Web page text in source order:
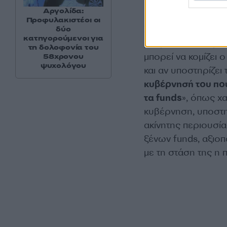
Σε αυτό το
μπορούν να
μπορεί να
και αν
κυβέρνησή του
τα funds», όπως
κυβέρνηση,
ακίνητης
ξένων funds,
με τη στάση της η
Αργολίδα:
Προφυλακιστέοι οι
δύο
κατηγορούμενοι για
τη δολοφονία του
58χρονου
ψυχολόγου